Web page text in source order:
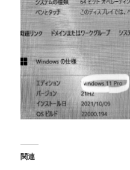
関連